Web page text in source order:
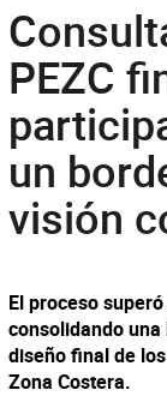
PEZC
un
visión
El proceso
consolidando
diseño final de
Zona Costera.